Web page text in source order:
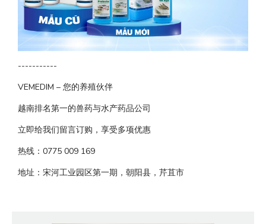
-----------
VEMEDIM – 您的养殖伙伴
越南排名第一的兽药与水产药品公司
立即给我们留言订购，享受多项优惠
热线：0775 009 169
地址：宋河工业园区第一期，朝阳县，芹苴市